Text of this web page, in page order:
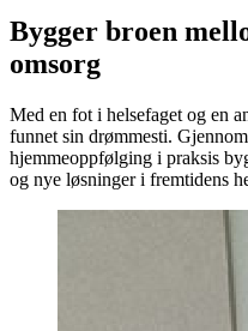
Bygger broen
omsorg
Med en fot i helsefaget og en
funnet sin drømmesti.
hjemmeoppfølging i praksis
og nye løsninger i fremtidens